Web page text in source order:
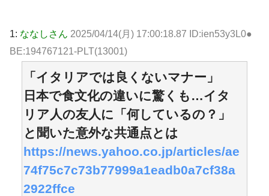
1: ななしさん 2025/04/14(月) 17:00:18.87 ID:ien53y3L0●
BE:194767121-PLT(13001)
「イタリアでは良くないマナー」
日本で食文化の違いに驚くも…イタ
リア人の友人に「何しているの？」
と聞いた意外な共通点とは
https://news.yahoo.co.jp/articles/ae
74f75c7c73b77999a1eadb0a7cf38a
2922ffce